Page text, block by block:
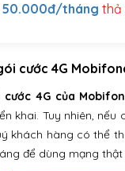
50.000đ/tháng thả
cước 4G
cước 4G của
khai. Tuy nhiên, nếu
khách hàng có thể
để dùng mạng